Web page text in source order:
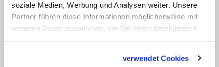
soziale Medien, Werbung und Analysen weiter. Unsere
Partner führen diese Informationen möglicherweise mit
weiteren Daten zusammen, die Sie ihnen bereitgestellt
verwendet Cookies